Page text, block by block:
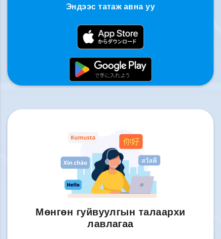
Эндээс татаж авна уу
Мөнгөн гуйвуулгын талаархи
лавлагаа